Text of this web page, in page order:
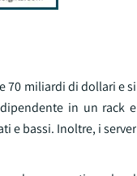
70 miliardi di dollari e si
in un rack e
e bassi. Inoltre, i server